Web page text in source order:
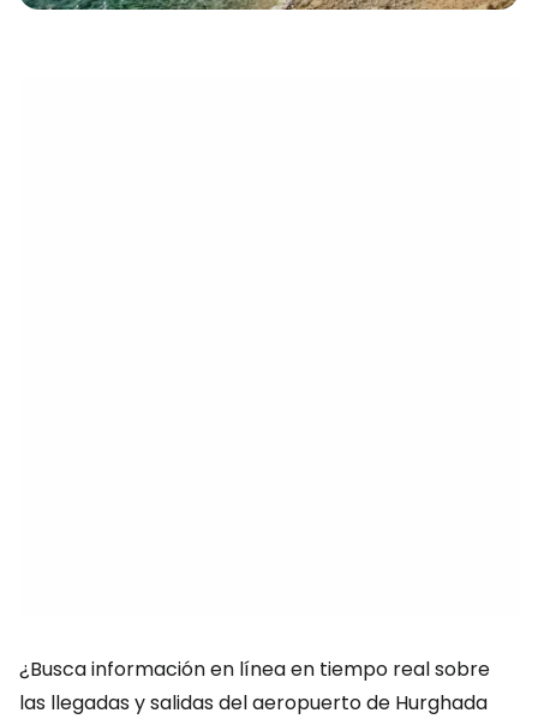
¿Busca información en línea en tiempo real sobre
las llegadas y salidas del aeropuerto de Hurghada